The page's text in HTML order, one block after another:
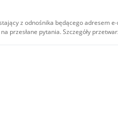
z odnośnika będącego adresem
przesłane pytania. Szczegóły
-